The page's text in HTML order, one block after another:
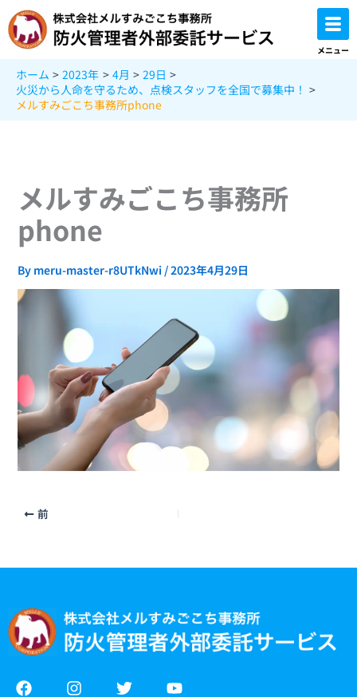
容
を
メニュー
ホーム 2023年 4月
29日
火災から人命を守るため、点検スタッフを全国で募集中！
メルすみごこち事務所phone
メルすみごこち事務所
phone
By meru-master-r8UTkNwi /2023年4月29日
前
F I T Y